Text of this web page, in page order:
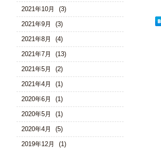
2021年10月 (3)
2021年9月 (3)
2021年8月 (4)
2021年7月 (13)
2021年5月 (2)
2021年4月 (1)
2020年6月 (1)
2020年5月 (1)
2020年4月 (5)
2019年12月 (1)